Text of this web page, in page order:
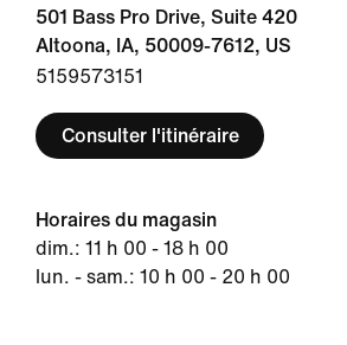
501 Bass Pro Drive, Suite 420
Altoona, IA, 50009-7612, US
5159573151
Consulter l'itinéraire
Horaires du magasin
dim.: 11 h 00 - 18 h 00
lun. - sam.: 10 h 00 - 20 h 00